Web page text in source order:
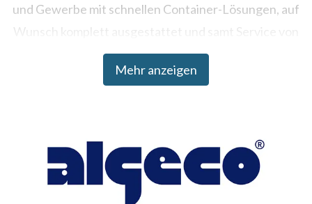
und Gewerbe mit schnellen Container-Lösungen, auf
Wunsch komplett ausgestattet und samt Service von
Wartung bis Security.
dauerhaften modularen Gebäuden zum Kauf.
Bauherren, Kommunen und Investoren profitieren
von minimalen Bauzeiten, verlässlichen Festpreisen
Mehr anzeigen